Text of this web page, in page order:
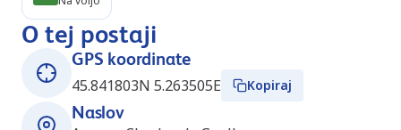
O tej postaji
GPS koordinate
45.841803N 5.263505E
Kopiraj
Naslov